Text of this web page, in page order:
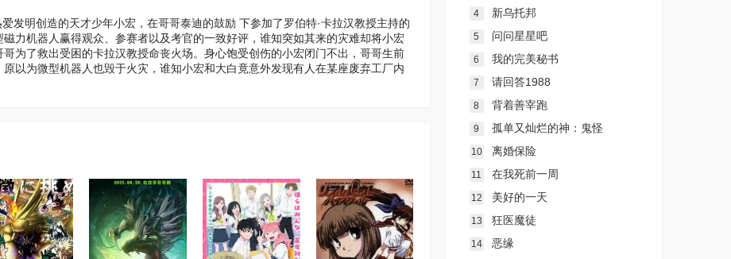
发明创造的天才少年小宏，在哥哥泰迪的鼓励 下参加了罗伯特·卡拉汉教授主持的
力机器人赢得观众、参赛者以及考官的一致好评，谁知突如其来的灾难却将小宏
为了救出受困的卡拉汉教授命丧火场。身心饱受创伤的小宏闭门不出，哥哥生前
以为微型机器人也毁于火灾，谁知小宏和大白竟意外发现有人在某座废弃工厂内
4 新乌托邦
5 问问星星吧
6 我的完美秘书
7 请回答1988
8 背着善宰跑
9 孤单又灿烂的神：鬼怪
10 离婚保险
11 在我死前一周
12 美好的一天
13 狂医魔徒
14 恶缘